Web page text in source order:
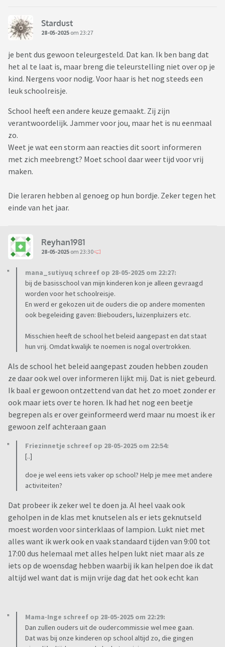
Stardust
28-05-2025 om 23:27
je bent dus gewoon teleurgesteld. Dat kan. Ik ben bang dat
het al te laat is, maar breng die teleurstelling niet over op je
kind. Nergens voor nodig. Voor haar is het nog steeds een
leuk schoolreisje.
School heeft een andere keuze gemaakt. Zij zijn
verantwoordelijk. Jammer voor jou, maar het is nu eenmaal
zo.
Weet je wat een storm aan reacties dit soort informeren
met zich meebrengt? Moet school daar weer tijd voor vrij
maken.
Die leraren hebben al genoeg op hun bordje. Zeker tegen het
einde van het jaar.
Reyhan1981
28-05-2025 om 23:30
mana_sutiyuq schreef op 28-05-2025 om 22:27:
bij de basisschool van mijn kinderen kon je alleen gevraagd
worden voor het schoolreisje.
En werd er gekozen uit de ouders die op andere momenten
ook begeleiding gaven: Biebouders, luizenpluizers etc.
Misschien heeft de school het beleid aangepast en dat staat
hun vrij. Omdat kwalijk te noemen is nogal overtrokken.
Als de school het beleid aangepast zouden hebben zouden
ze daar ook wel over informeren lijkt mij. Dat is niet gebeurd.
Ik baal er gewoon ontzettend van dat het zo moet zonder er
ook maar iets over te horen. Ik had het nog een beetje
begrepen als er over geïnformeerd werd maar nu moest ik er
gewoon zelf achteraan gaan
Friezinnetje schreef op 28-05-2025 om 22:54:
[..]
doe je wel eens iets vaker op school? Help je mee met andere
activiteiten?
Dat probeer ik zeker wel te doen ja. Al heel vaak ook
geholpen in de klas met knutselen als er iets geknutseld
moest worden voor sinterklaas of lampion. Lukt niet met
alles want ik werk ook en vaak standaard tijden van 9:00 tot
17:00 dus helemaal met alles helpen lukt niet maar als ze
iets op de woensdag hebben waarbij ik kan helpen doe ik dat
altijd wel want dat is mijn vrije dag dat het ook echt kan
Mama-Inge schreef op 28-05-2025 om 22:29:
Dan zullen ouders uit de oudercommissie wel mee gaan.
Dat was bij onze kinderen op school altijd zo, die gingen